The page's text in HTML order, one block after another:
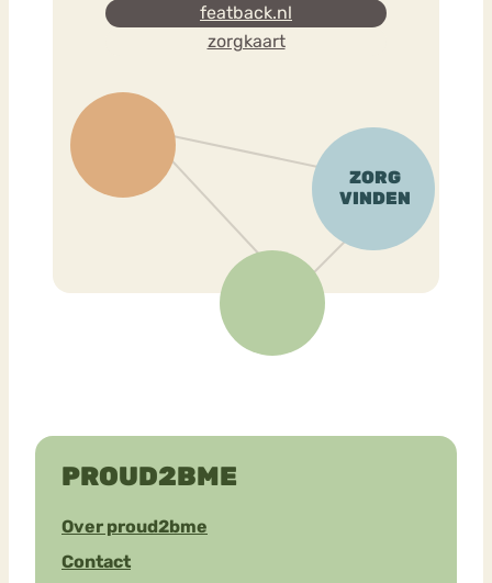
featback.nl
zorgkaart
PROUD2BME
Over proud2bme
Contact